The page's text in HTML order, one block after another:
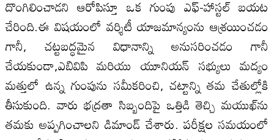
దొంగిలించాడని ఆరోపిస్తూ ఒక గుంపు ఎఫ్-హాస్టల్ బయట
చేరింది.ఈ విషయంలో వర్శిటీ యాజమాన్యంను ఆశ్రయించడం
గానీ, చట్టబద్ధమైన విధానాన్ని అనుసరించడం గానీ
చేయకుండా,ఎబివిపి మరియు యూనియన్ సభ్యులు మద్యం
మత్తులో ఉన్న గుంపును సమీకరించి, చట్టాన్ని తమ చేతుల్లోకి
తీసుకుంది. వారు భద్రతా సిబ్బందిపై ఒత్తిడి తెచ్చి మయుఖ్‌ను
తమకు అప్పగించాలని డిమాండ్ చేశారు. పరీక్షల సమయంలో